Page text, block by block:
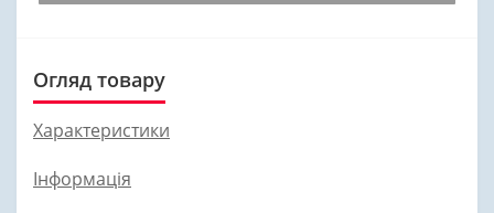
Огляд товару
Характеристики
Інформація